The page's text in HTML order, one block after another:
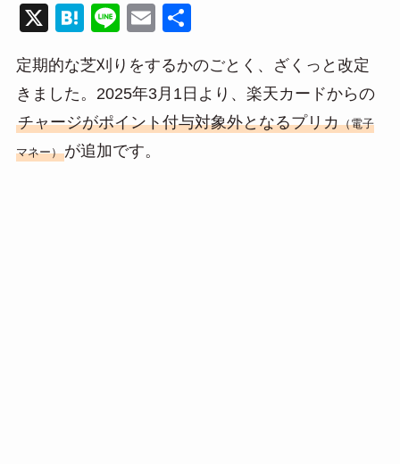
X
H
e
n
a
Li
e
E
ail
定期的な芝刈りをするかのごとく、ざくっと改定
きました。2025年3月1日より、楽天カードからの
チャージがポイント付与対象外となるプリカ（電子
マネー）が追加です。